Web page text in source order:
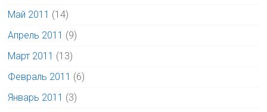
Май 2011 (14)
Апрель 2011 (9)
Март 2011 (13)
Февраль 2011 (6)
Январь 2011 (3)